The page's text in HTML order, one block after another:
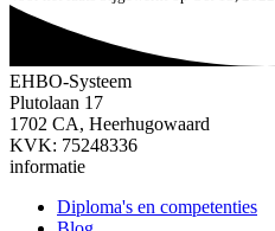
EHBO-Systeem
Plutolaan 17
1702 CA, Heerhugowaard
KVK: 75248336
informatie
Diploma's en competenties